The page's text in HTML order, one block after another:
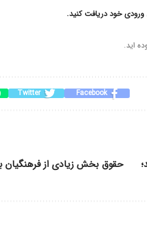
خود دریافت کنید.
اید.
Facebook
Twitter
حقوق بخش زیادی از فرهنگیان